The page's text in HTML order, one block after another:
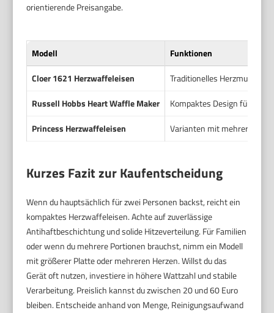
orientierende Preisangabe.
Modell
Funktionen
Cloer 1621 Herzwaffeleisen
Traditionelles Herzmuster,
Russell Hobbs Heart Waffle Maker
Kompaktes Design für
Princess Herzwaffeleisen
Varianten mit mehreren
Kurzes Fazit zur Kaufentscheidung
Wenn du hauptsächlich für zwei Personen backst, reicht ein
kompaktes Herzwaffeleisen. Achte auf zuverlässige
Antihaftbeschichtung und solide Hitzeverteilung. Für Familien
oder wenn du mehrere Portionen brauchst, nimm ein Modell
mit größerer Platte oder mehreren Herzen. Willst du das
Gerät oft nutzen, investiere in höhere Wattzahl und stabile
Verarbeitung. Preislich kannst du zwischen 20 und 60 Euro
bleiben. Entscheide anhand von Menge, Reinigungsaufwand